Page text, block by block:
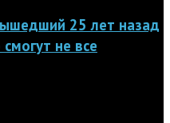
25 лет назад
не все